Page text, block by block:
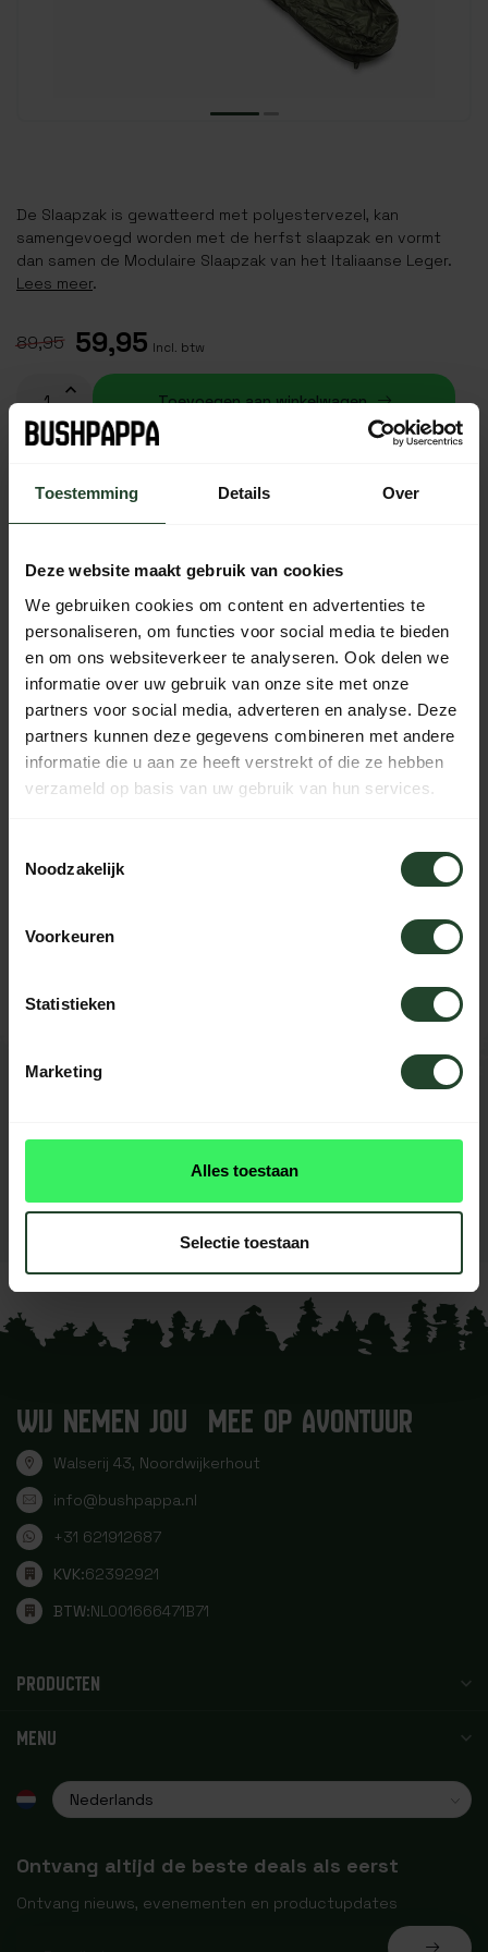
Toestemming Details Over
Deze website maakt gebruik van cookies
We gebruiken cookies om content en advertenties te
personaliseren, om functies voor social media te bieden
en om ons websiteverkeer te analyseren. Ook delen we
informatie over uw gebruik van onze site met onze
partners voor social media, adverteren en analyse. Deze
partners kunnen deze gegevens combineren met andere
informatie die u aan ze heeft verstrekt of die ze hebben
verzameld op basis van uw gebruik van hun services.
Noodzakelijk
Voorkeuren
Statistieken
Marketing
Alles toestaan
Selectie toestaan
De Slaapzak is gewatteerd met polyestervezel, kan
samengevoegd worden met de herfst slaapzak en vormt
dan samen de Modulaire Slaapzak van het Italiaanse Leger.
Lees meer.
89,95 59,95 Incl. btw
Toevoegen aan winkelwagen
Ma t/m Vr voor 17:00 besteld, dezelfde dag verzonden
Iedere dag bereikbaar van 10:00 tot 20:00 via de chat,
telefoon of email
PRODUCTOMSCHRIJVING
SPECIFICATIES
Neem contact op, onze medewerkers
Dit product heeft nog geen
Je beoordeling toevoegen
WIJ NEMEN JOU MEE OP AVONTUUR
Walserij 43, Noordwijkerhout
info@bushpappa.nl
+31 621912687
KVK:62392921
BTW:NL001666471B71
PRODUCTEN
MENU
Ontvang altijd de beste deals als eerst
Ontvang nieuws, evenementen en productupdates